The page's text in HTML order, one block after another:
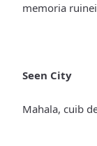
memoria
Seen City
Mahala, cuib